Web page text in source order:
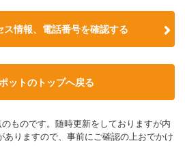
ス情報、電話番号を確認する
ットのトップへ戻る
ものです。随時更新をしておりますが内
りますので、事前にご確認の上おでかけ